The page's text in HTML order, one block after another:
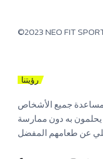
©2023 NEO FIT
رؤيتنا
جميع الأشخاص
به دون ممارسة
عن طعامهم المفضل